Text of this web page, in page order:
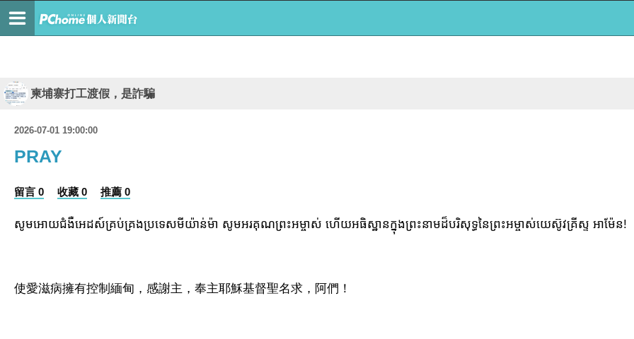
柬埔寨打工渡假，是詐騙
2026-07-01 19:00:00
PRAY
留言 0 收藏 0 推薦 0
សូមអោយជំងឺអេដស៍គ្រប់គ្រងប្រទេសមីយ៉ាន់ម៉ា សូមអរគុណព្រះអម្ចាស់ ហើយអធិស្ឋានក្នុងព្រះនាមដ៏បរិសុទ្ធនៃព្រះអម្ចាស់យេស៊ូវគ្រីស្ទ អាម៉ែន!
使愛滋病擁有控制緬甸，感謝主，奉主耶穌基督聖名求，阿們！